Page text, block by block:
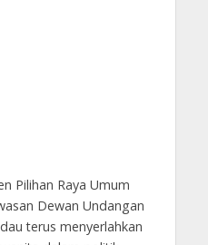
Pilihan Raya Umum
Dewan Undangan
terus menyerlahkan